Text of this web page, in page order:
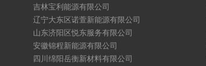
吉林宝利能源有限公司
辽宁大东区诺萱新能源有限公司
山东济阳区悦东服务有限公司
安徽锦程新能源有限公司
四川绵阳岳衡新材料有限公司